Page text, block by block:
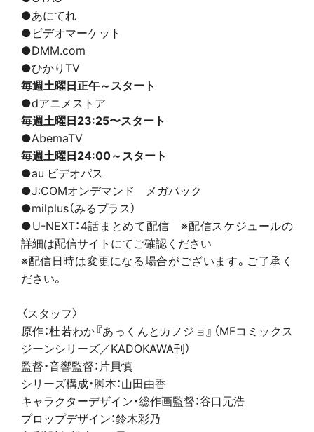
●あにてれ
●ビデオマーケット
●DMM.com
●ひかりTV
毎週土曜日正午～スタート
●dアニメストア
毎週土曜日23:25〜スタート
●AbemaTV
毎週土曜日24:00～スタート
●au ビデオパス
●J:COMオンデマンド メガパック
●milplus（みるプラス）
●U-NEXT：4話まとめて配信 ※配信スケジュールの
詳細は配信サイトにてご確認ください
※配信日時は変更になる場合がございます。ご了承く
ださい。
〈スタッフ〉
原作：杜若わか『あっくんとカノジョ』（MFコミックス
ジーンシリーズ／KADOKAWA刊）
監督・音響監督：片貝慎
シリーズ構成・脚本：山田由香
キャラクターデザイン・総作画監督：谷口元浩
プロップデザイン：鈴木彩乃